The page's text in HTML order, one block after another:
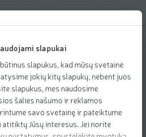
slapukai
slapukus, kad mūsų svetainė
jokių kitų slapukų, nebent juos
slapukus, mes naudosime
šalies našumo ir reklamos
savo svetainę ir pateiktume
atitiktų Jūsų interesus. Jei norite